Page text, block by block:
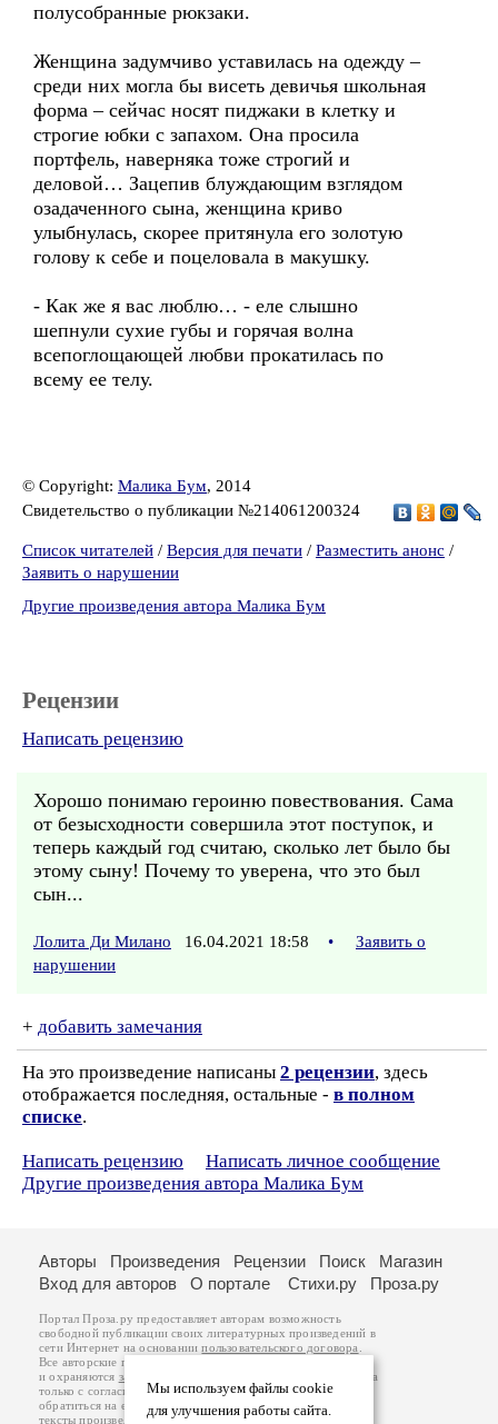
полусобранные рюкзаки.
Женщина задумчиво уставилась на одежду –
среди них могла бы висеть девичья школьная
форма – сейчас носят пиджаки в клетку и
строгие юбки с запахом. Она просила
портфель, наверняка тоже строгий и
деловой… Зацепив блуждающим взглядом
озадаченного сына, женщина криво
улыбнулась, скорее притянула его золотую
голову к себе и поцеловала в макушку.
- Как же я вас люблю… - еле слышно
шепнули сухие губы и горячая волна
всепоглощающей любви прокатилась по
всему ее телу.
© Copyright: Малика Бум, 2014
Свидетельство о публикации №214061200324
Список читателей / Версия для печати / Разместить анонс /
Заявить о нарушении
Другие произведения автора Малика Бум
Рецензии
Написать рецензию
Хорошо понимаю героиню повествования. Сама
от безысходности совершила этот поступок, и
теперь каждый год считаю, сколько лет было бы
этому сыну! Почему то уверена, что это был
сын...
Лолита Ди Милано 16.04.2021 18:58 •
Заявить о
нарушении
+ добавить замечания
На это произведение написаны 2 рецензии, здесь
отображается последняя, остальные - в полном
списке.
Написать рецензию
Написать личное сообщение
Другие произведения автора Малика Бум
Мы используем файлы cookie
для улучшения работы сайта.
Авторы Произведения Рецензии Поиск
Магазин
Вход для авторов
О портале Стихи.ру Проза.ру
Портал Проза.ру предоставляет авторам возможность
свободной публикации своих литературных произведений в
сети Интернет на основаниипользовательского договора
Все авторские права на произведения принадлежат авторам
и охраняются законом
. Перепечатка произведений возможна
только с согласия его автора, к которому вы можете
обратиться на его авторской странице. Ответственность за
тексты произведений авторы несут самостоятельно на